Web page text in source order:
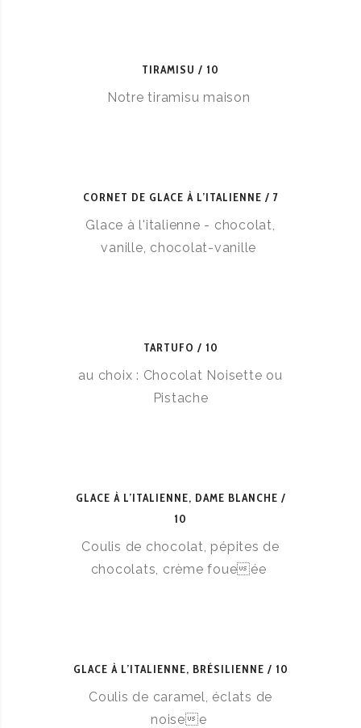
TIRAMISU 10
Notre tiramisu maison
CORNET DE GLACE À L’ITALIENNE 7
Glace à l'italienne - chocolat,
vanille, chocolat-vanille
TARTUFO 10
au choix : Chocolat Noisette ou
Pistache
GLACE À L’ITALIENNE, DAME BLANCHE
10
Coulis de chocolat, pépites de
chocolats, crème foueée
GLACE À L’ITALIENNE, BRÉSILIENNE 10
Coulis de caramel, éclats de
noisee